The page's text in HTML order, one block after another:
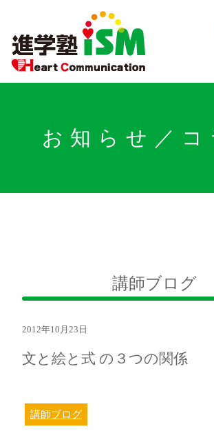
お知らせ／コ
講師ブログ
2012年10月23日
文と絵と式 の３つの関係
講師ブログ